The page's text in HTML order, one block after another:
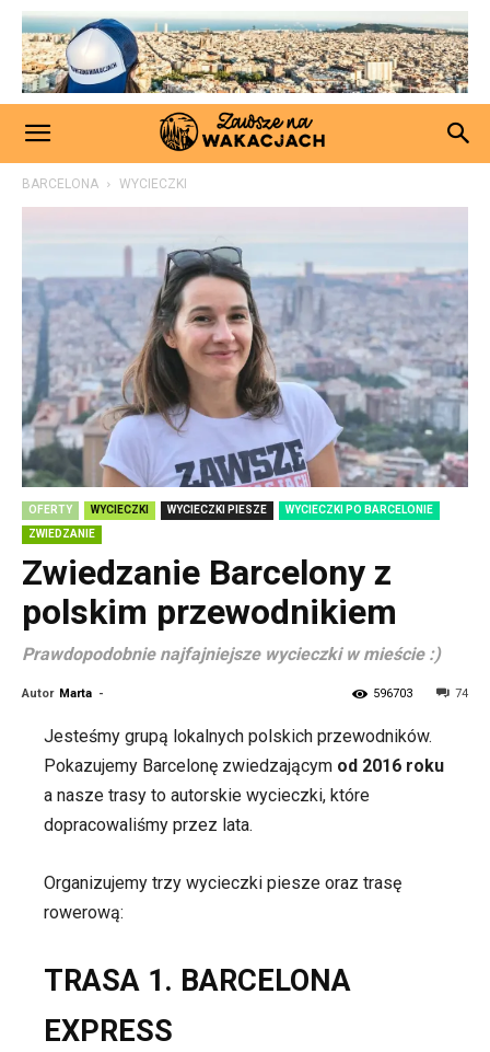
BARCELONA WYCIECZKI
OFERTY WYCIECZKI WYCIECZKI PIESZE
WYCIECZKI PO BARCELONIE
ZWIEDZANIE
Zwiedzanie Barcelony z
polskim przewodnikiem
Prawdopodobnie najfajniejsze wycieczki w mieście :)
Autor Marta - 74
596703
Jesteśmy grupą lokalnych polskich przewodników.
Pokazujemy Barcelonę zwiedzającym od 2016 roku
a nasze trasy to autorskie wycieczki, które
dopracowaliśmy przez lata.
Organizujemy trzy wycieczki piesze oraz trasę
rowerową:
TRASA 1. BARCELONA
EXPRESS